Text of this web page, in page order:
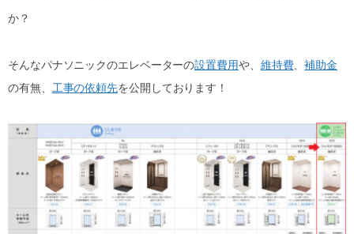
か？
そんなパナソニックのエレベーターの設置費用や、 維持費、補助金
の有無、 工事の依頼先を公開しております！